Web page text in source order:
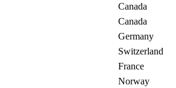
Canada
Canada
Germany
Switzerland
France
Norway